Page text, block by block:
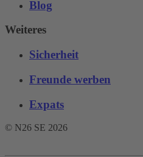
Blog
Weiteres
Sicherheit
Freunde werben
Expats
© N26 SE 2026